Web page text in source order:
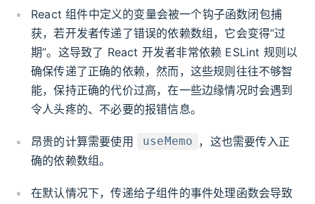
React 组件中定义的变量会被一个钩子函数闭包捕
获，若开发者传递了错误的依赖数组，它会变得“过
期”。这导致了 React 开发者非常依赖 ESLint 规则以
确保传递了正确的依赖，然而，这些规则往往不够智
能，保持正确的代价过高，在一些边缘情况时会遇到
令人头疼的、不必要的报错信息。
昂贵的计算需要使用 useMemo ，这也需要传入正
确的依赖数组。
在默认情况下，传递给子组件的事件处理函数会导致